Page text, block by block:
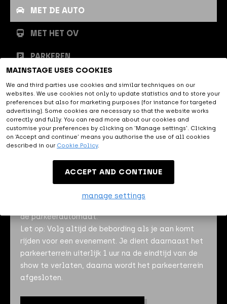
MAINSTAGE USES COOKIES
We and third parties use cookies and similar techniques on our
websites. We use cookies not only to update statistics and to store your
preferences but also for marketing purposes (for instance for targeted
advertising). Some cookies are necessary so that the website works
correctly and fully. You can read more about our cookies and
customise your preferences by clicking on 'Manage settings'. Clicking
on ‘Accept and continue’ means you authorise the use of all cookies
described in our Cookie Policy.
ACCEPT AND CONTINUE
manage settings
MET DE AUTO
MET HET OV
PARKEREN
Met de auto
MAINSTAGE is uitstekend
bereikbaar met de auto, vlakbij de
A2, A59 en A65. Het navigatieadres van MAINSTAGE
verlopen kun je vooraf hier een parkeerkaart kopen.
de parkeerautomaat.
Let op: Volg altijd de bebording als je aan komt
rijden voor een evenement. Je dient daarnaast het
parkeerterrein uiterlijk 1 uur na de eindtijd van de
show te verlaten, daarna wordt het parkeerterrein
afgesloten.